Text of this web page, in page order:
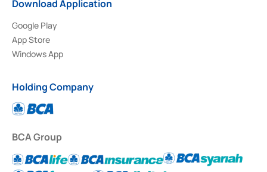
Download Application
Google Play
App Store
Windows App
Holding Company
BCA Group